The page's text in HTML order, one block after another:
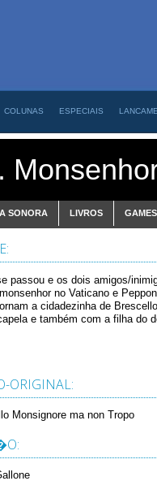
COLUNAS ESPECIAIS
SONORA LIVROS GAMES
passou e os dois amigos/
no Vaticano e
a cidadezinha de
e também com a filha do
ORIGINAL:
Monsignore ma non Tropo